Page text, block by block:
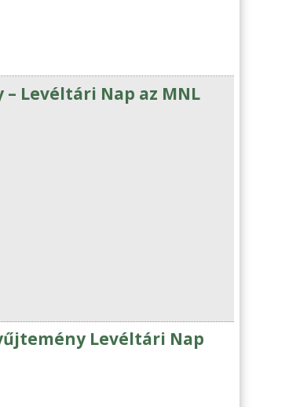
Levéltári Nap az MNL
Levéltári Nap